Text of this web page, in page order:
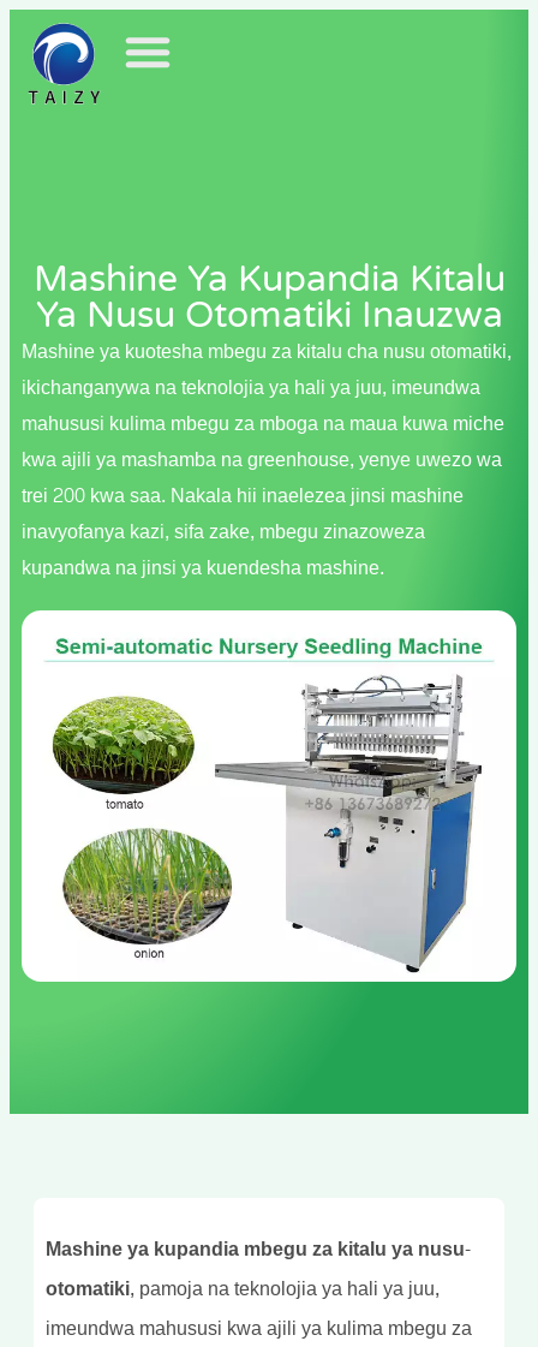
Mashine Ya Kupandia Kitalu
Ya Nusu Otomatiki Inauzwa
Mashine ya kuotesha mbegu za kitalu cha nusu otomatiki,
ikichanganywa na teknolojia ya hali ya juu, imeundwa
mahususi kulima mbegu za mboga na maua kuwa miche
kwa ajili ya mashamba na greenhouse, yenye uwezo wa
trei 200 kwa saa. Nakala hii inaelezea jinsi mashine
inavyofanya kazi, sifa zake, mbegu zinazoweza
kupandwa na jinsi ya kuendesha mashine.
Mashine ya kupandia mbegu za kitalu ya nusu-
otomatiki, pamoja na teknolojia ya hali ya juu,
imeundwa mahususi kwa ajili ya kulima mbegu za